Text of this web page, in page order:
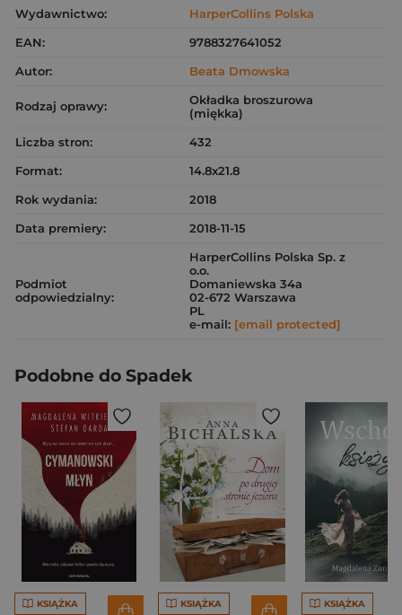
Wydawnictwo:
HarperCollins Polska
EAN:
9788327641052
Autor:
Beata Dmowska
Rodzaj oprawy:
Okładka broszurowa
(miękka)
Liczba stron:
432
Format:
14.8x21.8
Rok wydania:
2018
Data premiery:
2018-11-15
Podmiot
odpowiedzialny:
HarperCollins Polska Sp. z
o.o.
Domaniewska 34a
02-672 Warszawa
PL
e-mail: [email protected]
Podobne do Spadek
KSIĄŻKA KSIĄŻKA KSIĄŻKA